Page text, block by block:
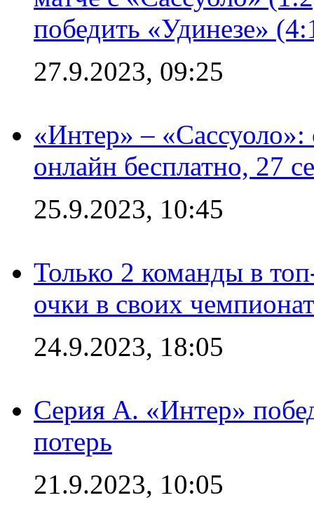
победить «Удинезе»
27.9.2023, 09:25
«Интер» –
онлайн бесплатно, 27
25.9.2023, 10:45
Только 2 команды в
очки в своих
24.9.2023, 18:05
Серия А. «Интер»
потерь
21.9.2023, 10:05